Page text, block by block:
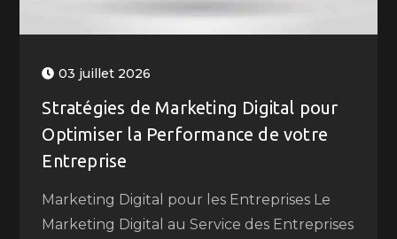
03 juillet 2026
Stratégies de Marketing Digital pour
Optimiser la Performance de votre
Entreprise
Marketing Digital pour les Entreprises Le
Marketing Digital au Service des Entreprises